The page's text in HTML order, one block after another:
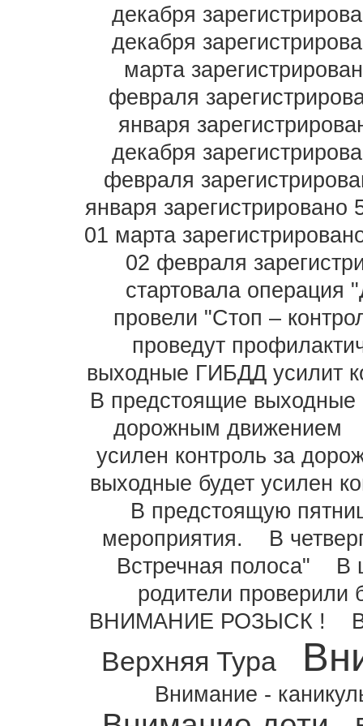
декабря
декабря
марта
февраля
января
декабря
февраля
января зарегистрировано
01 марта
02 февраля
стартовала операция
провели "Стоп –
проведут
выходные ГИБДД усилит
В предстоящие выходные
дорожным движением
усилен контроль за
выходные будет усилен
В предстоящую
мероприятия.
В
Встречная полоса"
В
родители проверили
ВНИМАНИЕ РОЗЫСК !
Верхняя Тура
Внимание -